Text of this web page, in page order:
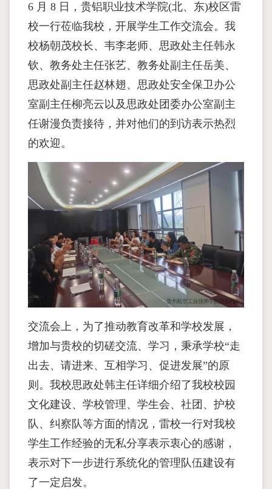
6 月 8 日，贵铝职业技术学院(北、东)校区雷
校一行莅临我校，开展学生工作交流会。我
校杨朝茂校长、韦李老师、思政处主任韩永
钦、教务处主任张艺、教务处副主任岳美、
思政处副主任赵林翅、思政处安全保卫办公
室副主任柳亮云以及思政处团委办公室副主
任谢漫负责接待，并对他们的到访表示热烈
的欢迎。
交流会上，为了推动教育改革和学校发展，
增加与贵校的切磋交流、学习，秉承学校“走
出去、请进来、互相学习、促进发展”的原
则。我校思政处韩主任详细介绍了我校校园
文化建设、学校管理、学生会、社团、护校
队、纠察队等方面的情况，雷校一行对我校
学生工作经验的无私分享表示衷心的感谢，
表示对下一步进行系统化的管理队伍建设有
了一定启发。